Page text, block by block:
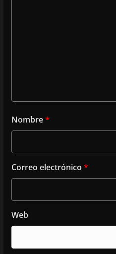
Nombre*
Correo electrónico *
Web